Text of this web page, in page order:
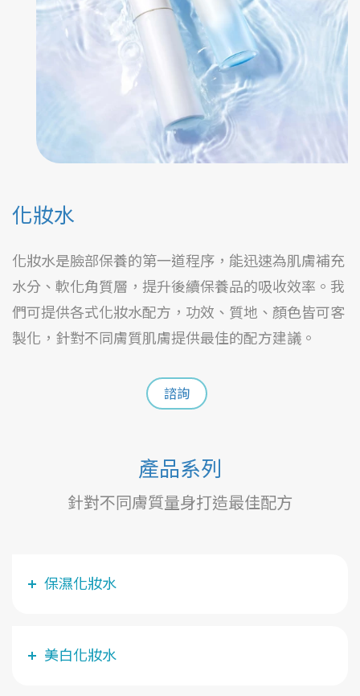
化妝水
化妝水是臉部保養的第一道程序，能迅速為肌膚補充
水分、軟化角質層，提升後續保養品的吸收效率。我
們可提供各式化妝水配方，功效、質地、顏色皆可客
製化，針對不同膚質肌膚提供最佳的配方建議。
諮詢
產品系列
針對不同膚質量身打造最佳配方
保濕化妝水
美白化妝水